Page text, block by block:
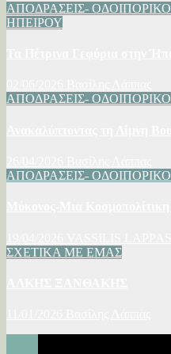
ΑΠΟΔΡΑΣΕΙΣ- ΟΔΟΙΠΟΡΙΚΟ
ΗΠΕΙΡΟΥ
ΑΠΟΔΡΑΣΕΙΣ- ΟΔΟΙΠΟΡΙΚΟ
ΑΠΟΔΡΑΣΕΙΣ- ΟΔΟΙΠΟΡΙΚΟ
ΣΧΕΤΙΚΑ ΜΕ ΕΜΑΣ